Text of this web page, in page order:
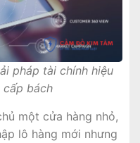
pháp tài chính hiệu
cấp bách
một cửa hàng nhỏ,
lô hàng mới nhưng